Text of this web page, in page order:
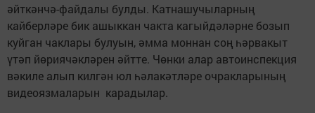
әйткәнчә-файдалы булды. Катнашучыларның
кайберләре бик ашыккан чакта кагыйдәләрне бозып
куйган чаклары булуын, әмма моннан соң һәрвакыт
үтәп йөриячәкләрен әйтте. Чөнки алар автоинспекция
вәкиле алып килгән юл һәлакәтләре очракларының
видеоязмаларын карадылар.